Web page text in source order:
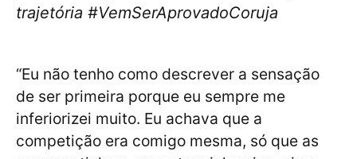
trajetória #VemSerAprovadoCoruja
“Eu não tenho como descrever a sensação
de ser primeira porque eu sempre me
inferiorizei muito. Eu achava que a
competição era comigo mesma, só que as